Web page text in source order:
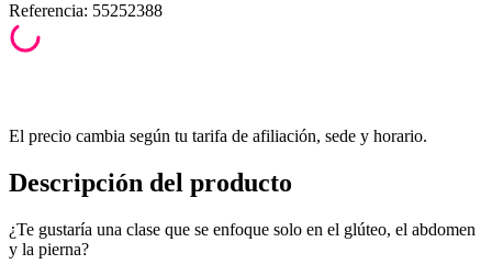
Referencia: 55252388
El precio cambia según tu tarifa de afiliación, sede y horario.
Descripción del producto
¿Te gustaría una clase que se enfoque solo en el glúteo, el abdomen
y la pierna?